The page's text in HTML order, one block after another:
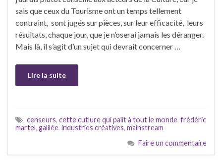
sais que ceux du Tourisme ont un temps tellement
contraint, sont jugés sur pièces, sur leur efficacité, leurs
résultats, chaque jour, que je n’oserai jamais les déranger.
Mais là, il s’agit d’un sujet qui devrait concerner …
Lire la suite
censeurs, cette cutlure qui palit à tout le monde, frédéric
martel, galilée, industries créatives, mainstream
Faire un commentaire